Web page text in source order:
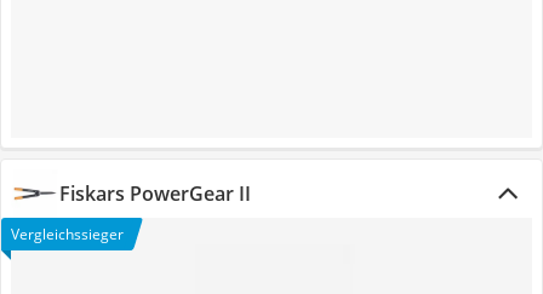
Fiskars PowerGear II
Vergleichssieger